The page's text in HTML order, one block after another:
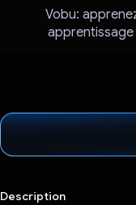
Vobu:
apprentissage
Description